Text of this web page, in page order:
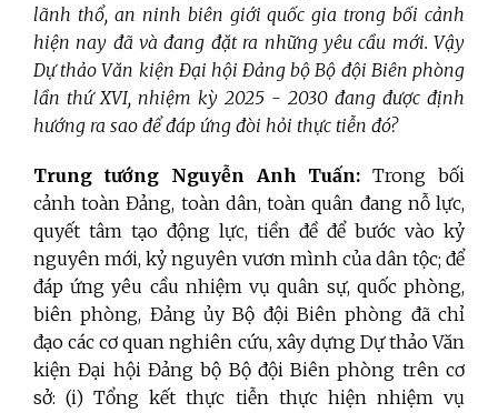
lãnh thổ, an ninh biên giới quốc gia trong bối cảnh
hiện nay đã và đang đặt ra những yêu cầu mới. Vậy
Dự thảo Văn kiện Đại hội Đảng bộ Bộ đội Biên phòng
lần thứ XVI, nhiệm kỳ 2025 - 2030 đang được định
hướng ra sao để đáp ứng đòi hỏi thực tiễn đó?
Trung tướng Nguyễn Anh Tuấn: Trong bối
cảnh toàn Đảng, toàn dân, toàn quân đang nỗ lực,
quyết tâm tạo động lực, tiền đề để bước vào kỷ
nguyên mới, kỷ nguyên vươn mình của dân tộc; để
đáp ứng yêu cầu nhiệm vụ quân sự, quốc phòng,
biên phòng, Đảng ủy Bộ đội Biên phòng đã chỉ
đạo các cơ quan nghiên cứu, xây dựng Dự thảo Văn
kiện Đại hội Đảng bộ Bộ đội Biên phòng trên cơ
sở: (i) Tổng kết thực tiễn thực hiện nhiệm vụ